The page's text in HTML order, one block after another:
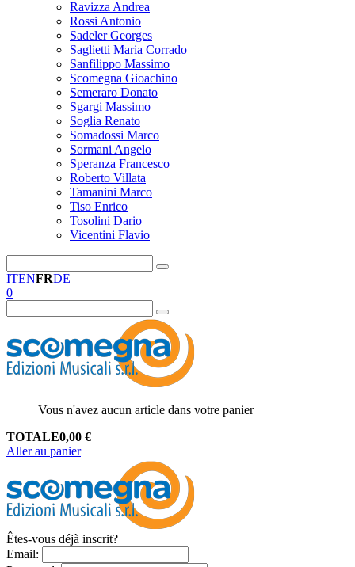
Ravizza Andrea
Rossi Antonio
Sadeler Georges
Saglietti Maria Corrado
Sanfilippo Massimo
Scomegna Gioachino
Semeraro Donato
Sgargi Massimo
Soglia Renato
Somadossi Marco
Sormani Angelo
Speranza Francesco
Roberto Villata
Tamanini Marco
Tiso Enrico
Tosolini Dario
Vicentini Flavio
ITENFRDE
0
Vous n'avez aucun article dans votre panier
TOTALE0,00 €
Aller au panier
Êtes-vous déjà inscrit?
Email: